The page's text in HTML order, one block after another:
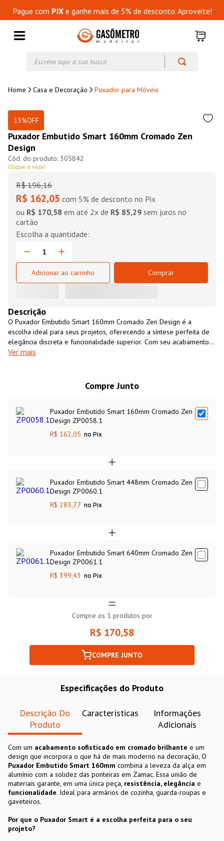
Pague com PIXe ganhe mais de 5% de desconto. Aproveite!
Casa e Decoração Puxador para Móveis
13%OFF
Puxador Embutido Smart 160mm Cromado Zen
Design
305842
Clique e veja!
R$ 196,16
R$ 162,05 com 5% de desconto no Pix
ou R$ 170,58 em até 2x de R$ 85,29 sem juros no
cartão
Adicionar ao carrinho Comprar
Descrição
O Puxador Embutido Smart 160mm Cromado Zen Design é a
escolha ideal para seus projetos, oferecendo a síntese perfeita de
elegância discreta e funcionalidade superior. Com seu acabamento
Cromado, ele incorpora o que há de mais moderno na decoração,
solução ideal para valorizar o design sofisticado e sem obstruções
de armários de cozinha, guarda-roupas e portas de correr.
Ver mais
Compre Junto
Puxador Embutido Smart 160mm Cromado Zen
Design ZP0058.1
R$ 162,05 no Pix
Puxador Embutido Smart 448mm Cromado Zen
Design ZP0060.1
R$ 283,77 no Pix
Puxador Embutido Smart 640mm Cromado Zen
Design ZP0061.1
R$ 399,43 no Pix
Compre os 1 produtos por
R$ 170,58
COMPRE JUNTO
Especificações do Produto
Descrição Do
Produto
Características
Informações
Adicionais
Com um acabamento sofisticado em cromado brilhante e um
design que incorpora o que há de mais moderno na decoração, O
Puxador Embutido Smart 160mm combina a leveza da alça em
alumínio com a solidez das ponteiras em Zamac. Essa união de
materiais garante, em uma única peça, resistência, elegância e
funcionalidade. Ideal para armários de cozinha, guarda-roupas e
gaveteiros.
Por que o Puxador Smart é a escolha perfeita para o seu
projeto?